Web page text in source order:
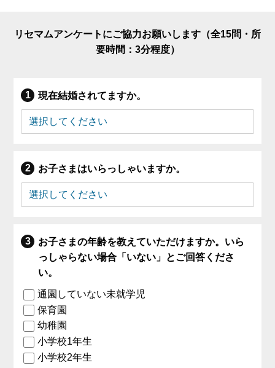
リセマムアンケートにご協力お願いします（全15問・所
要時間：3分程度）
現在結婚されてますか。
お子さまはいらっしゃいますか。
お子さまの年齢を教えていただけますか。いら
っしゃらない場合「いない」とご回答くださ
い。
通園していない未就学児
保育園
幼稚園
小学校1年生
小学校2年生